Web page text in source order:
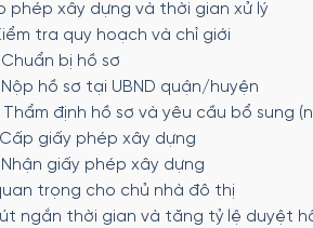
phép xây dựng và thời gian xử lý
tra quy hoạch và chỉ giới
bị hồ sơ
hồ sơ tại UBND quận/huyện
Thẩm định hồ sơ và yêu cầu bổ sung
giấy phép xây dựng
giấy phép xây dựng
trọng cho chủ nhà đô thị
ngắn thời gian và tăng tỷ lệ duyệt